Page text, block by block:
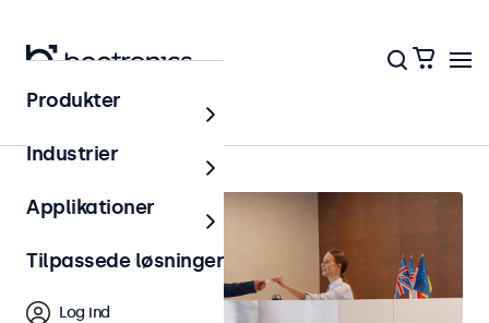
Hjem
Produkter
Industrier
Applikationer
Tilpassede løsninger
Log ind